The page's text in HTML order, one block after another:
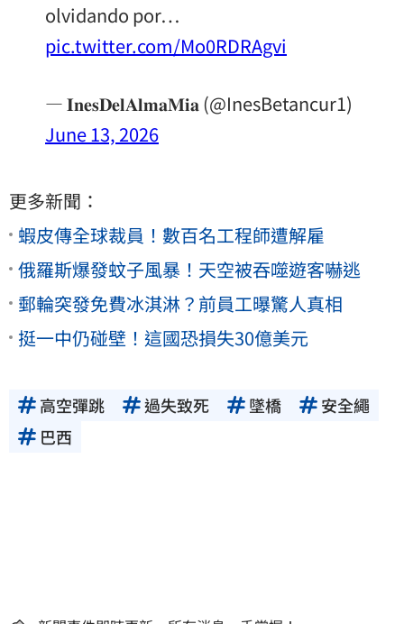
olvidando por…
pic.twitter.com/Mo0RDRAgvi
— 𝐈𝐧𝐞𝐬𝐃𝐞𝐥𝐀𝐥𝐦𝐚𝐌𝐢𝐚 (@InesBetancur1)
June 13, 2026
更多新聞：
蝦皮傳全球裁員！數百名工程師遭解雇
俄羅斯爆發蚊子風暴！天空被吞噬遊客嚇逃
郵輪突發免費冰淇淋？前員工曝驚人真相
挺一中仍碰壁！這國恐損失30億美元
高空彈跳 過失致死 墜橋
安全繩
巴西